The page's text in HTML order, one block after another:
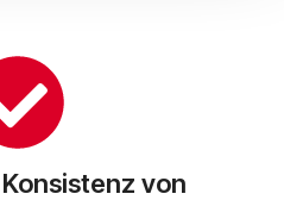
von